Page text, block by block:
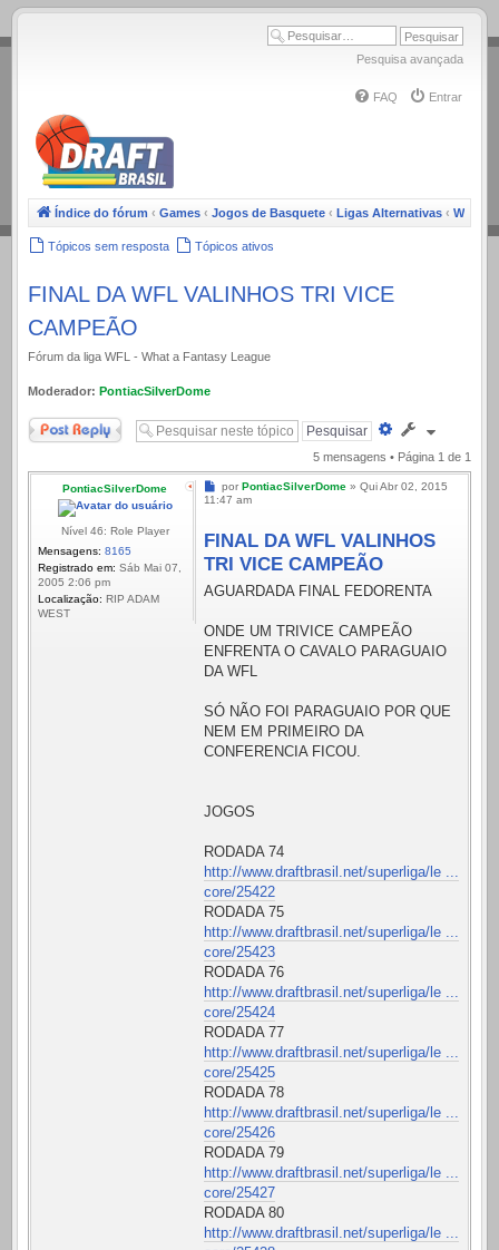
.
Pesquisa avançada
FAQ Entrar
Índice do fórum ‹ Games ‹ Jogos de Basquete ‹ Ligas Alternativas ‹ WFL
Tópicos sem resposta Tópicos ativos
FINAL DA WFL VALINHOS TRI VICE
CAMPEÃO
Fórum da liga WFL - What a Fantasy League
Moderador: PontiacSilverDome
Responder
Pesquisa
avançada
5 mensagens • Página 1 de 1
PontiacSilverDome
Nível 46: Role Player
Mensagens: 8165
Registrado em: Sáb Mai 07,
2005 2:06 pm
Localização: RIP ADAM
WEST
Mensagem
por PontiacSilverDome» Qui Abr 02, 2015
11:47 am
FINAL DA WFL VALINHOS
TRI VICE CAMPEÃO
AGUARDADA FINAL FEDORENTA
ONDE UM TRIVICE CAMPEÃO
ENFRENTA O CAVALO PARAGUAIO
DA WFL
SÓ NÃO FOI PARAGUAIO POR QUE
NEM EM PRIMEIRO DA
CONFERENCIA FICOU.
JOGOS
RODADA 74
http://www.draftbrasil.net/superliga/le ...
core/25422
RODADA 75
http://www.draftbrasil.net/superliga/le ...
core/25423
RODADA 76
http://www.draftbrasil.net/superliga/le ...
core/25424
RODADA 77
http://www.draftbrasil.net/superliga/le ...
core/25425
RODADA 78
http://www.draftbrasil.net/superliga/le ...
core/25426
RODADA 79
http://www.draftbrasil.net/superliga/le ...
core/25427
RODADA 80
http://www.draftbrasil.net/superliga/le ...